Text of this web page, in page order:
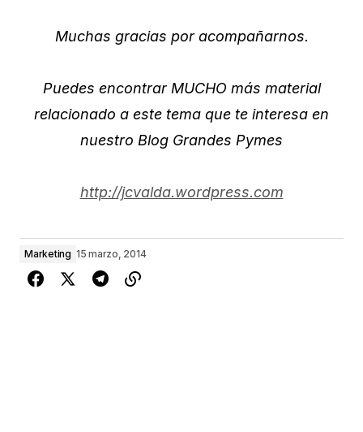
Muchas gracias por acompañarnos.
Puedes encontrar MUCHO más material
relacionado a este tema que te interesa en
nuestro Blog Grandes Pymes
http://jcvalda.wordpress.com
Marketing 15 marzo, 2014